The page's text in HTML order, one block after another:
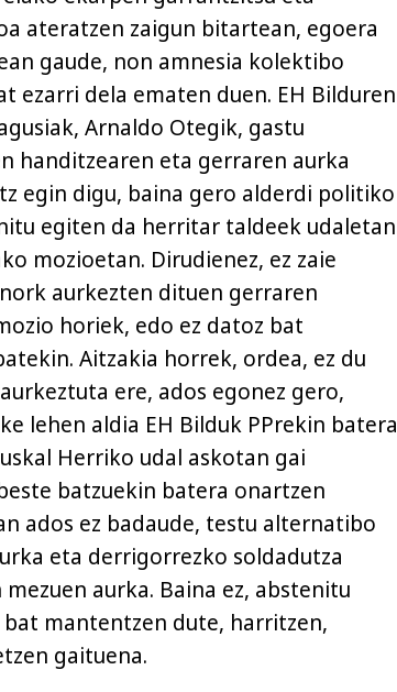
ateratzen zaigun bitartean, egoera
gaude, non amnesia kolektibo
ezarri dela ematen duen. EH Bilduren
Arnaldo Otegik, gastu
handitzearen eta gerraren aurka
egin digu, baina gero alderdi politiko
egiten da herritar taldeek udaletan
mozioetan. Dirudienez, ez zaie
aurkezten dituen gerraren
horiek, edo ez datoz bat
Aitzakia horrek, ordea, ez du
ere, ados egonez gero,
lehen aldia EH Bilduk PPrekin batera
Herriko udal askotan gai
batzuekin batera onartzen
ados ez badaude, testu alternatibo
eta derrigorrezko soldadutza
aurka. Baina ez, abstenitu
mantentzen dute, harritzen,
gaituena.